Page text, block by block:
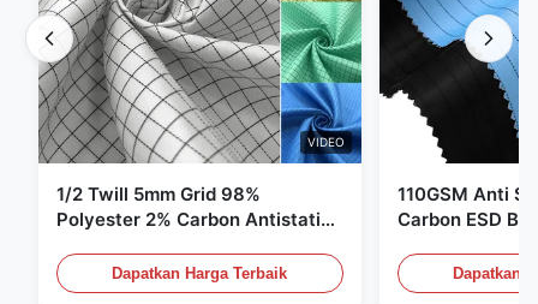
VIDEO
1/2 Twill 5mm Grid 98%
Polyester 2% Carbon Antistatic
Dapatkan Harga Terbaik
110GSM Anti
Carbon ESD
Dapatkan